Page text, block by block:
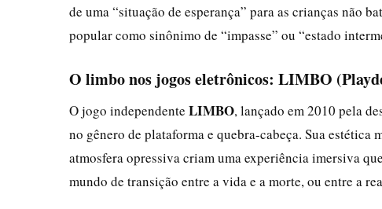
de uma “situação de esperança” para as crianças não
popular como sinônimo de “impasse” ou “estado
O limbo nos jogos eletrônicos: LIMBO
O jogo independente LIMBO, lançado em 2010 pela
no gênero de plataforma e quebra-cabeça. Sua estética
atmosfera opressiva criam uma experiência imersiva
mundo de transição entre a vida e a morte, ou entre a